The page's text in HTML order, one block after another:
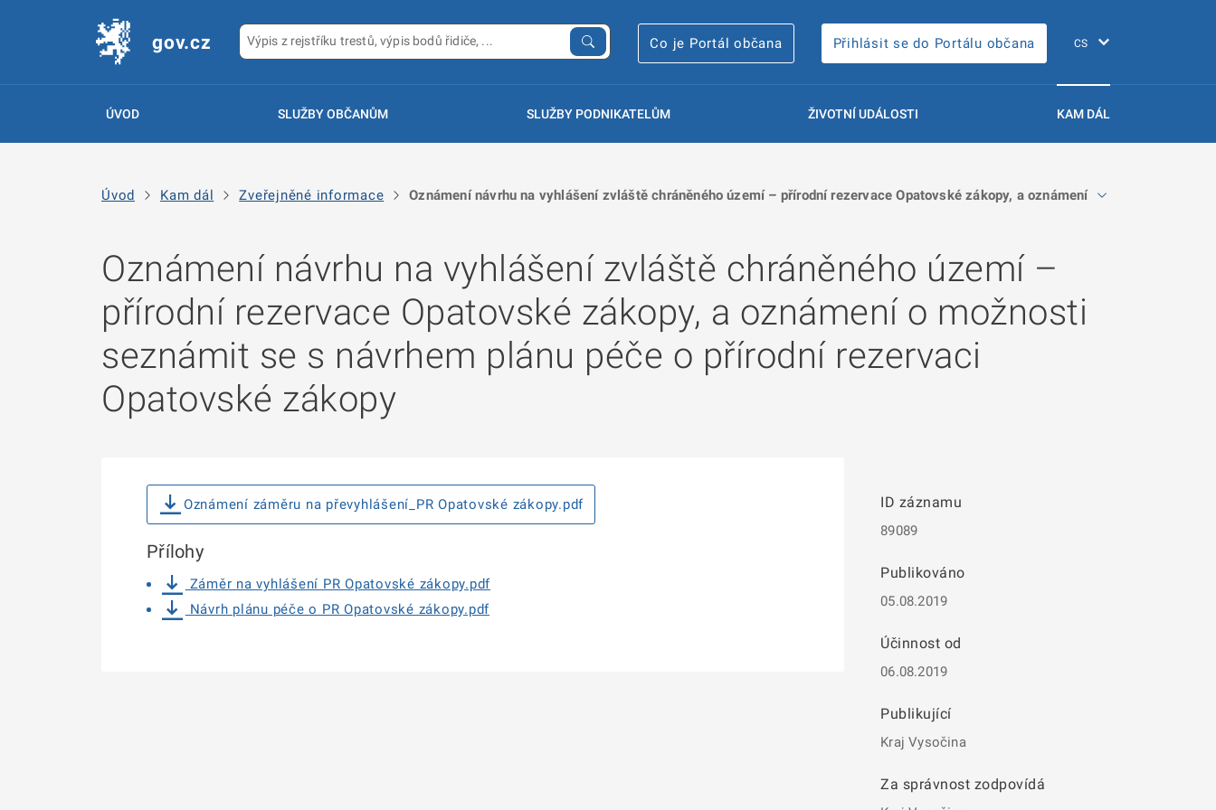
gov.cz Co je Portál občana Přihlásit se do Portálu občana
ÚVOD SLUŽBY OBČANŮM SLUŽBY PODNIKATELŮM ŽIVOTNÍ UDÁLOSTI KAM DÁL
Úvod Kam dál Zveřejněné informace Oznámení návrhu na vyhlášení zvláště chráněného území – přírodní rezervace Opatovské zákopy, a oznámení o možnosti
Oznámení návrhu na vyhlášení zvláště chráněného území –
přírodní rezervace Opatovské zákopy, a oznámení o možnosti
seznámit se s návrhem plánu péče o přírodní rezervaci
Opatovské zákopy
ID záznamu
89089
Publikováno
05.08.2019
Účinnost od
06.08.2019
Publikující
Kraj Vysočina
Za správnost zodpovídá
Oznámení záměru na převyhlášení_PR Opatovské zákopy.pdf
Přílohy
Záměr na vyhlášení PR Opatovské zákopy.pdf
Návrh plánu péče o PR Opatovské zákopy.pdf